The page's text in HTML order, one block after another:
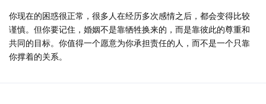
你现在的困惑很正常，很多人在经历多次感情之后，都会变得比较
谨慎。但你要记住，婚姻不是靠牺牲换来的，而是靠彼此的尊重和
共同的目标。你值得一个愿意为你承担责任的人，而不是一个只靠
你撑着的关系。